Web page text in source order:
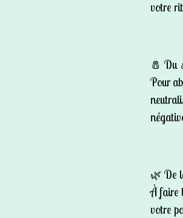
votre
🧂 Du
Pour
🌿 De
À faire
votre